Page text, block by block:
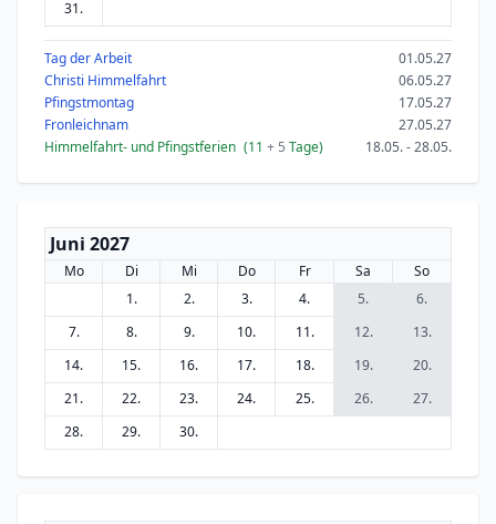
31.
Tag der Arbeit
01.05.27
Christi Himmelfahrt
06.05.27
Pfingstmontag
17.05.27
Fronleichnam
27.05.27
Himmelfahrt- und Pfingstferien (11 + 5 Tage) 18.05. - 28.05.
Juni 2027
Mo Di Mi Do Fr Sa
So
1.
2. 3. 4. 5.
6.
7.
8. 9. 10. 11. 12.
13.
14.
15. 16. 17. 18. 19.
20.
21.
22. 23. 24. 25. 26.
27.
28.
29. 30.